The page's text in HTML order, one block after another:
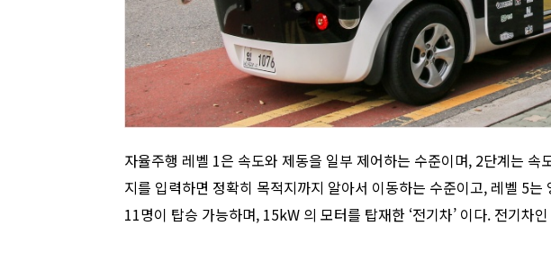
자율주행 레벨 1은 속도와 제동을 일부 제어하는 수준이며, 2단계는
지를 입력하면 정확히 목적지까지 알아서 이동하는 수준이고, 레벨 5
11명이 탑승 가능하며, 15kW 의 모터를 탑재한 ‘전기차’ 이다. 전기차